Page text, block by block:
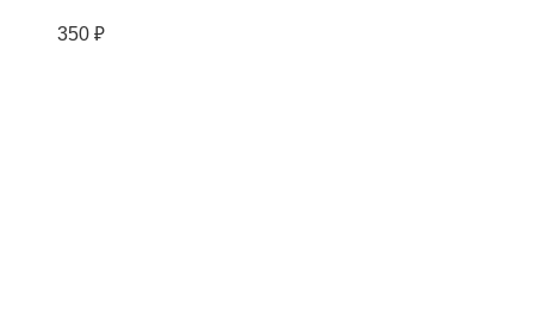
350 ₽